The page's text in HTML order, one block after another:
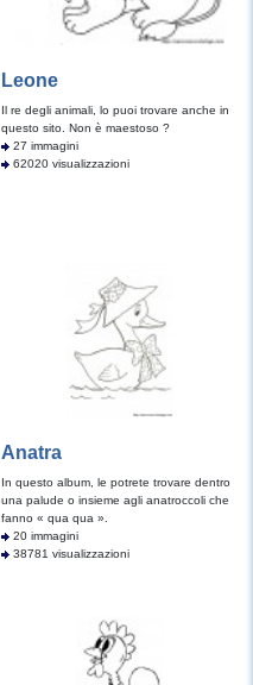
Leone
Il re degli animali, lo puoi trovare anche in
questo sito. Non è maestoso ?
27 immagini
62020 visualizzazioni
Anatra
In questo album, le potrete trovare dentro
una palude o insieme agli anatroccoli che
fanno « qua qua ».
20 immagini
38781 visualizzazioni